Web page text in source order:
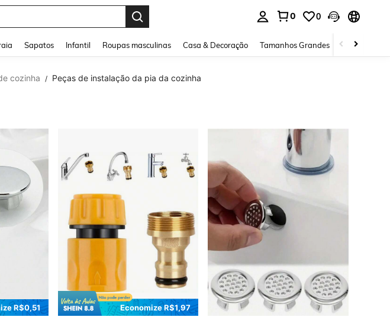
0 0
Sapatos Infantil Roupas masculinas Casa & Decoração Tamanhos Grandes Joias e
cozinha / Peças de instalação da pia da cozinha
R$0,51 Economize R$1,97